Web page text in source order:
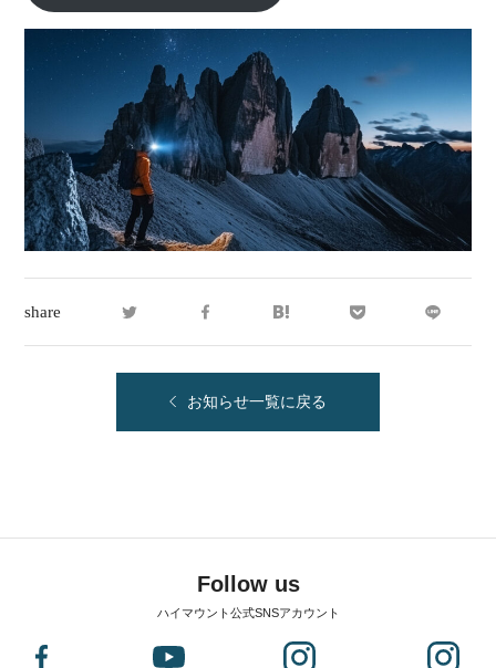
share
お知らせ一覧に戻る
Follow us
ハイマウント公式SNSアカウント